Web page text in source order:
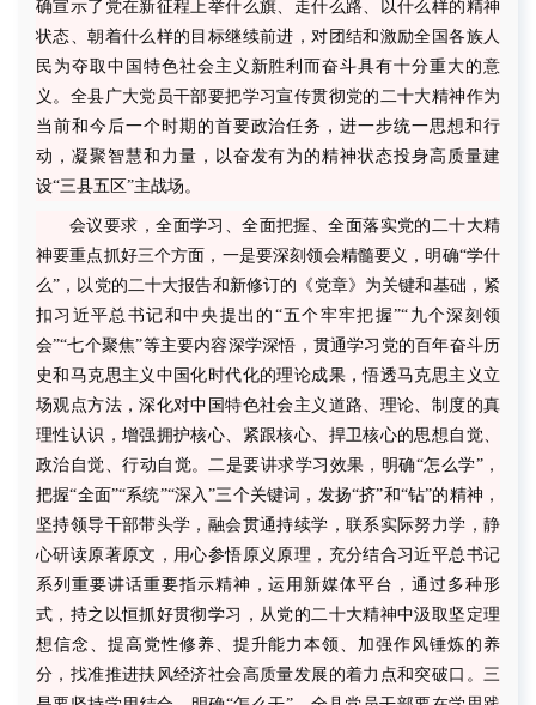
确宣示了党在新征程上举什么旗、走什么路、以什么样的精神
状态、朝着什么样的目标继续前进，对团结和激励全国各族人
民为夺取中国特色社会主义新胜利而奋斗具有十分重大的意
义。全县广大党员干部要把学习宣传贯彻党的二十大精神作为
当前和今后一个时期的首要政治任务，进一步统一思想和行
动，凝聚智慧和力量，以奋发有为的精神状态投身高质量建
设“三县五区”主战场。
会议要求，全面学习、全面把握、全面落实党的二十大精
神要重点抓好三个方面，一是要深刻领会精髓要义，明确“学什
么”，以党的二十大报告和新修订的《党章》为关键和基础，紧
扣习近平总书记和中央提出的“五个牢牢把握”“九个深刻领
会”“七个聚焦”等主要内容深学深悟，贯通学习党的百年奋斗历
史和马克思主义中国化时代化的理论成果，悟透马克思主义立
场观点方法，深化对中国特色社会主义道路、理论、制度的真
理性认识，增强拥护核心、紧跟核心、捍卫核心的思想自觉、
政治自觉、行动自觉。二是要讲求学习效果，明确“怎么学”，
把握“全面”“系统”“深入”三个关键词，发扬“挤”和“钻”的精神，
坚持领导干部带头学，融会贯通持续学，联系实际努力学，静
心研读原著原文，用心参悟原义原理，充分结合习近平总书记
系列重要讲话重要指示精神，运用新媒体平台，通过多种形
式，持之以恒抓好贯彻学习，从党的二十大精神中汲取坚定理
想信念、提高党性修养、提升能力本领、加强作风锤炼的养
分，找准推进扶风经济社会高质量发展的着力点和突破口。三